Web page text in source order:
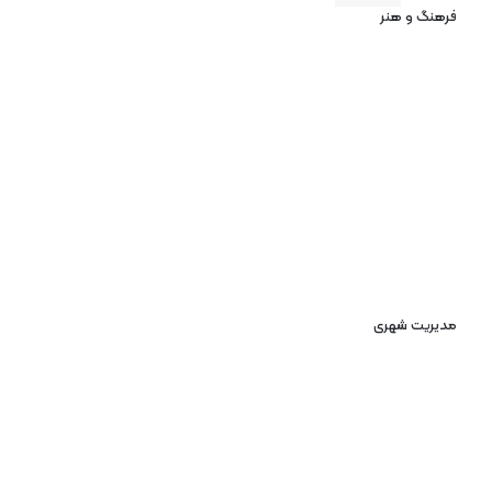
فرهنگ و هنر
مدیریت شهری